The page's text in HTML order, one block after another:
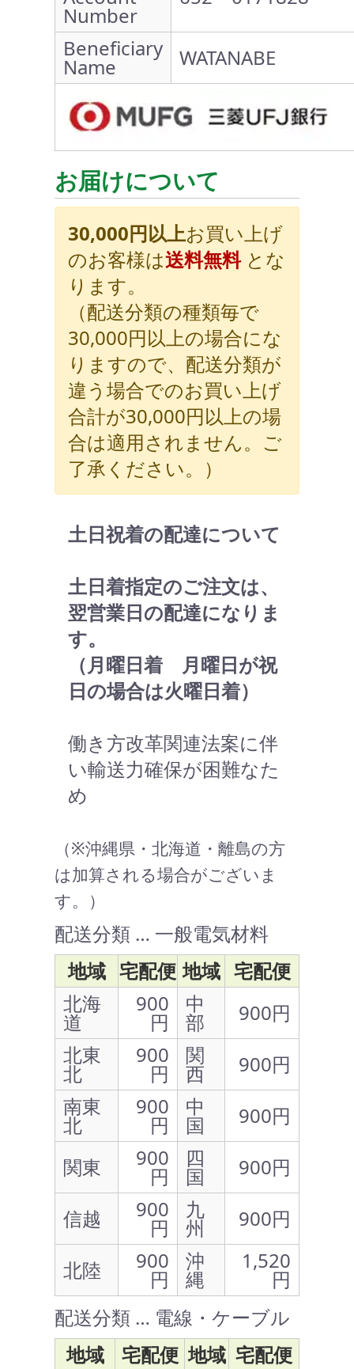
Number
Beneficiary
Name WATANABE
お届けについて
30,000円以上お買い上げ
のお客様は送料無料とな
ります。
（配送分類の種類毎で
30,000円以上の場合にな
りますので、配送分類が
違う場合でのお買い上げ
合計が30,000円以上の場
合は適用されません。ご
了承ください。）
土日祝着の配達について
土日着指定のご注文は、
翌営業日の配達になりま
す。
（月曜日着 月曜日が祝
日の場合は火曜日着）
働き方改革関連法案に伴
い輸送力確保が困難なた
め
（※沖縄県・北海道・離島の方
は加算される場合がございま
す。）
配送分類 … 一般電気材料
地域 宅配便 地域 宅配便
北海
道
900
円
中
部
900円
北東
北
900
円
関
西
900円
南東
北
900
円
中
国
900円
関東
900
円
四
国
900円
信越
900
円
九
州
900円
北陸
900
円
沖
縄
1,520
円
配送分類 … 電線・ケーブル
地域
宅配便 地域 宅配便